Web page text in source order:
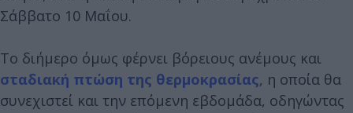
Σάββατο 10 Μαΐου.
Το διήμερο όμως φέρνει βόρειους ανέμους και
σταδιακή πτώση της θερμοκρασίας, η οποία θα
συνεχιστεί και την επόμενη εβδομάδα, οδηγώντας